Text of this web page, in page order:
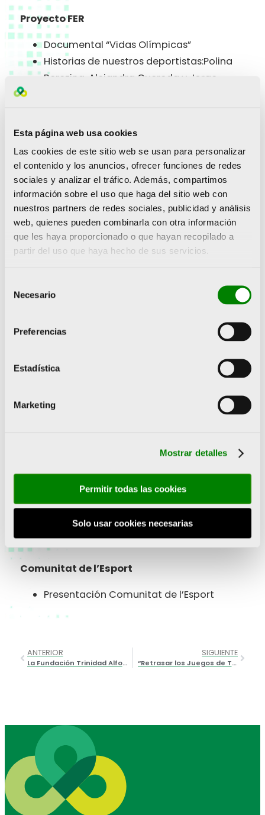
Esta página web usa cookies
Las cookies de este sitio web se usan para personalizar
el contenido y los anuncios, ofrecer funciones de redes
sociales y analizar el tráfico. Además, compartimos
información sobre el uso que haga del sitio web con
nuestros partners de redes sociales, publicidad y análisis
web, quienes pueden combinarla con otra información
que les haya proporcionado o que hayan recopilado a
partir del uso que haya hecho de sus servicios.
Necesario
Preferencias
Estadística
Marketing
Mostrar detalles
Permitir todas las cookies
Solo usar cookies necesarias
Proyecto FER
Documental “Vidas Olímpicas”
Historias de nuestros deportistas:Polina
Berezina, Alejandra Quereda y Jorge
Concha Montaner
Alba Sánchez
José Antonio Marí
Guillermo Sánchez y Manu Bargues
Sebastián Mora
Silvia Navarro
César Sempere
Ricardo Ten
Insiders
María Añó y su esfuerzo hasta el
Campeonato de España
Acciones Especiales
Un esfuerzo para enmarcar
Un salto de calidad
Un fútbol a tope de capacidad
Comunitat de l’Esport
Presentación Comunitat de l’Esport
ANTERIOR
La Fundación Trinidad Alfonso se suma al Día Internacional de la Mujer
SIGUIENTE
“Retrasar los Juegos de Tokio es la mejor decisión posible”